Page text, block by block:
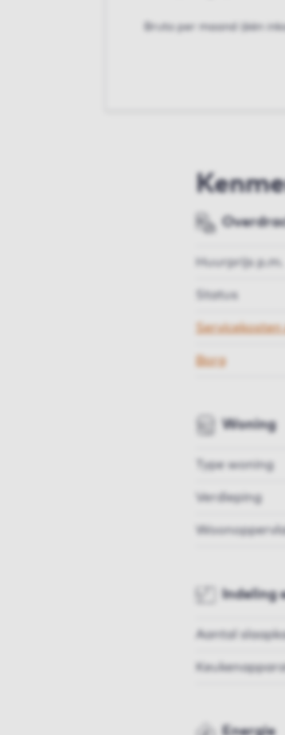
Bruto per maand (één
Huurprijs p.m.
Status
Servicekosten
Borg
Woning
Type woning
Verdieping
Indeling
Aantal
Energie